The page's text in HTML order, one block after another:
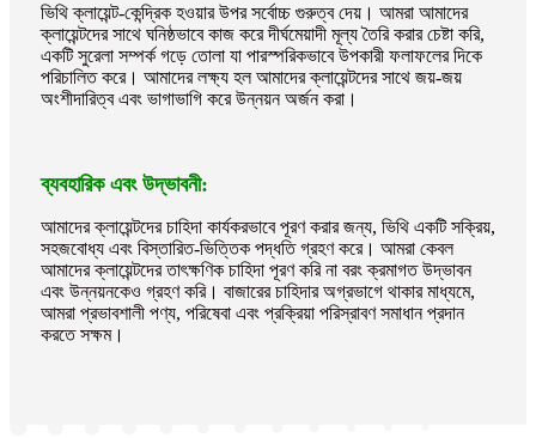
ভিথি ক্লায়েন্ট-কেন্দ্রিক হওয়ার উপর সর্বোচ্চ গুরুত্ব দেয়। আমরা আমাদের
ক্লায়েন্টদের সাথে ঘনিষ্ঠভাবে কাজ করে দীর্ঘমেয়াদী মূল্য তৈরি করার চেষ্টা করি,
একটি সুরেলা সম্পর্ক গড়ে তোলা যা পারস্পরিকভাবে উপকারী ফলাফলের দিকে
পরিচালিত করে। আমাদের লক্ষ্য হল আমাদের ক্লায়েন্টদের সাথে জয়-জয়
অংশীদারিত্ব এবং ভাগাভাগি করে উন্নয়ন অর্জন করা।
ব্যবহারিক এবং উদ্ভাবনী:
আমাদের ক্লায়েন্টদের চাহিদা কার্যকরভাবে পূরণ করার জন্য, ভিথি একটি সক্রিয়,
সহজবোধ্য এবং বিস্তারিত-ভিত্তিক পদ্ধতি গ্রহণ করে। আমরা কেবল
আমাদের ক্লায়েন্টদের তাৎক্ষণিক চাহিদা পূরণ করি না বরং ক্রমাগত উদ্ভাবন
এবং উন্নয়নকেও গ্রহণ করি। বাজারের চাহিদার অগ্রভাগে থাকার মাধ্যমে,
আমরা প্রভাবশালী পণ্য, পরিষেবা এবং প্রক্রিয়া পরিস্রাবণ সমাধান প্রদান
করতে সক্ষম।